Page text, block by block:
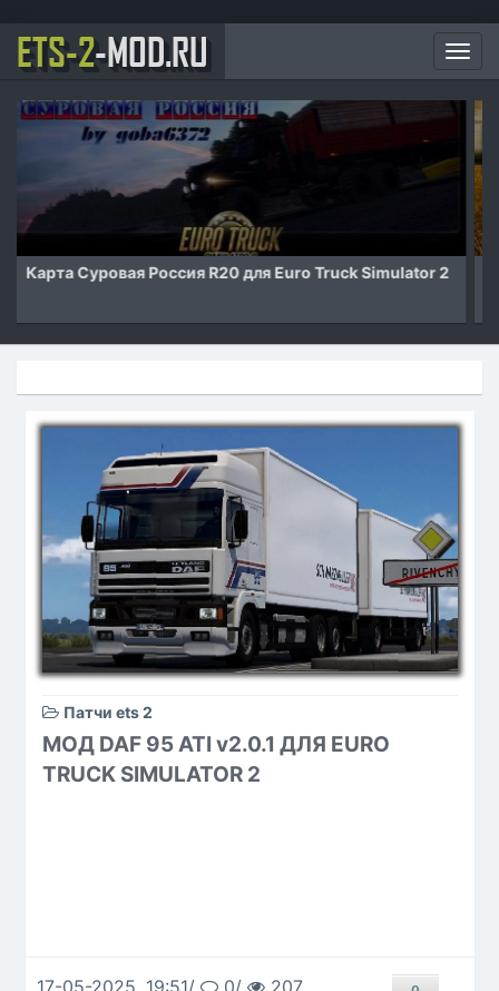
ETS-2-MOD.RU
Карта Российские просторы v7.1 для Euro Truck
Патчи ets 2
МОД DAF 95 ATI v2.0.1 ДЛЯ EURO
TRUCK SIMULATOR 2
17-05-2025, 19:51/ 0/ 207